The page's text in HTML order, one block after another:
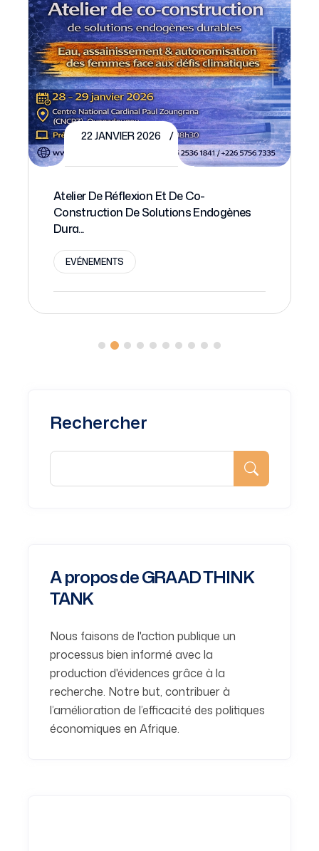
22 JANVIER 2026
Atelier De Réflexion Et De Co-
Construction De Solutions Endogènes
EVÉNEMENTS
Rechercher
A propos de GRAAD THINK
TANK
Nous faisons de l'action publique un
processus bien informé avec la
production d'évidences grâce à la
recherche. Notre but, contribuer à
l’amélioration de l’efficacité des politiques
économiques en Afrique.